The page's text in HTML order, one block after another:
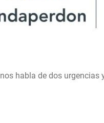
habla de dos